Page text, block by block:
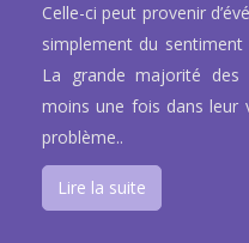
Celle-ci peut provenir
simplement du
La grande majorité
moins une fois dans leur
problème..
Lire la suite